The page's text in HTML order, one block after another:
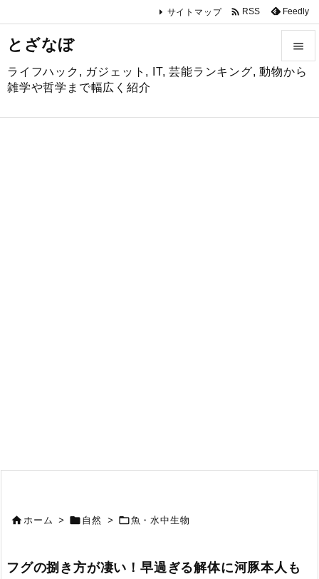
とざなぼ
ライフハック, ガジェット, IT, 芸能ランキング, 動物から
雑学や哲学まで幅広く紹介



サイトマップ  RSS Feedly
ホーム >  自然 > 魚・水中生物
フグの捌き方が凄い！早過ぎる解体に河豚本人も